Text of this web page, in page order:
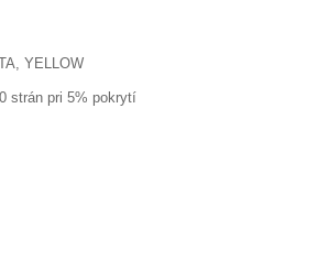
YELLOW
strán pri 5% pokrytí